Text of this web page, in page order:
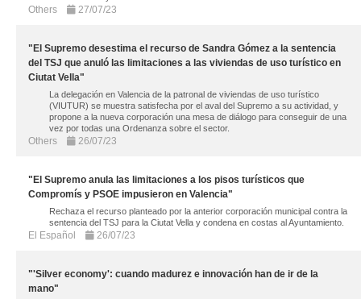
Others 27/07/23
"El Supremo desestima el recurso de Sandra Gómez a la sentencia
del TSJ que anuló las limitaciones a las viviendas de uso turístico en
Ciutat Vella"
La delegación en Valencia de la patronal de viviendas de uso turístico
(VIUTUR) se muestra satisfecha por el aval del Supremo a su actividad, y
propone a la nueva corporación una mesa de diálogo para conseguir de una
vez por todas una Ordenanza sobre el sector.
Others 26/07/23
"El Supremo anula las limitaciones a los pisos turísticos que
Compromís y PSOE impusieron en Valencia"
Rechaza el recurso planteado por la anterior corporación municipal contra la
sentencia del TSJ para la Ciutat Vella y condena en costas al Ayuntamiento.
El Español 26/07/23
"'Silver economy': cuando madurez e innovación han de ir de la
mano"